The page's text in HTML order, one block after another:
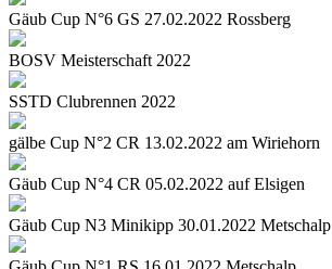
Gäub Cup N°6 GS 27.02.2022 Rossberg
BOSV Meisterschaft 2022
SSTD Clubrennen 2022
gälbe Cup N°2 CR 13.02.2022 am Wiriehorn
Gäub Cup N°4 CR 05.02.2022 auf Elsigen
Gäub Cup N3 Minikipp 30.01.2022 Metschalp